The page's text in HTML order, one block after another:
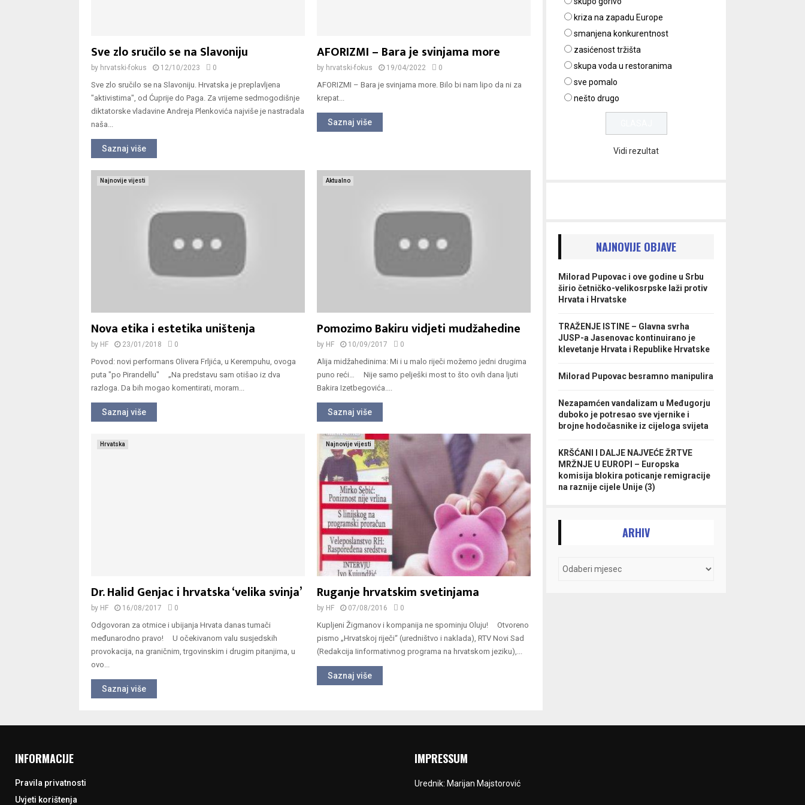
Sve zlo sručilo se na Slavoniju
by hrvatski-fokus 12/10/2023 0
Sve zlo sručilo se na Slavoniju. Hrvatska je preplavljena
"aktivistima", od Ćuprije do Paga. Za vrijeme sedmogodišnje
diktatorske vladavine Andreja Plenkovića najviše je nastradala
naša...
Saznaj više
AFORIZMI – Bara je svinjama more
by hrvatski-fokus 19/04/2022 0
AFORIZMI – Bara je svinjama more. Bilo bi nam lipo da ni za
krepat...
Saznaj više
Najnovije vijesti
Nova etika i estetika uništenja
by HF 23/01/2018 0
Povod: novi performans Olivera Frljića, u Kerempuhu, ovoga
puta "po Pirandellu" „Na predstavu sam otišao iz dva
razloga. Da bih mogao komentirati, moram...
Saznaj više
Aktualno
Pomozimo Bakiru vidjeti mudžahedine
by HF 10/09/2017 0
Alija midžahedinima: Mi i u malo riječi možemo jedni drugima
puno reći… Nije samo pelješki most to što ovih dana ljuti
Bakira Izetbegovića....
Saznaj više
Hrvatska
Dr. Halid Genjac i hrvatska ‘velika svinja’
by HF 16/08/2017 0
Odgovoran za otmice i ubijanja Hrvata danas tumači
međunarodno pravo! U očekivanom valu susjedskih
provokacija, na graničnim, trgovinskim i drugim pitanjima, u
ovo...
Saznaj više
Najnovije vijesti
Ruganje hrvatskim svetinjama
by HF 07/08/2016 0
Kupljeni Žigmanov i kompanija ne spominju Oluju! Otvoreno
pismo „Hrvatskoj riječi“ (uredništvo i naklada), RTV Novi Sad
(Redakcija Iinformativnog programa na hrvatskom jeziku),...
Saznaj više
kriza na zapadu Europe
smanjena konkurentnost
zasićenost tržišta
skupa voda u restoranima
sve pomalo
nešto drugo
Vidi rezultat
NAJNOVIJE OBJAVE
Milorad Pupovac i ove godine u Srbu
širio četničko-velikosrpske laži protiv
Hrvata i Hrvatske
TRAŽENJE ISTINE – Glavna svrha
JUSP-a Jasenovac kontinuirano je
klevetanje Hrvata i Republike Hrvatske
Milorad Pupovac besramno manipulira
Nezapamćen vandalizam u Međugorju
duboko je potresao sve vjernike i
brojne hodočasnike iz cijeloga svijeta
KRŠĆANI I DALJE NAJVEĆE ŽRTVE
MRŽNJE U EUROPI – Europska
komisija blokira poticanje remigracije
na raznije cijele Unije (3)
ARHIV
INFORMACIJE
Pravila privatnosti
Uvjeti korištenja
IMPRESSUM
Urednik: Marijan Majstorović